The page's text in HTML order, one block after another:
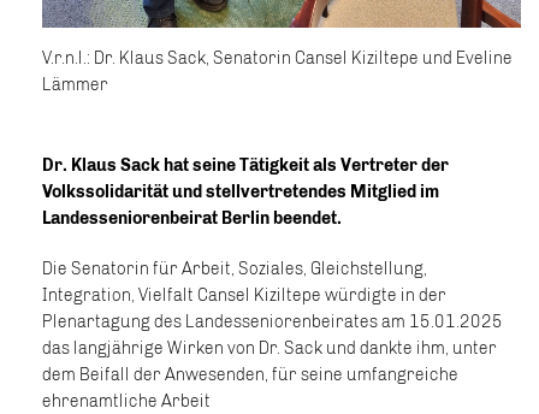
V.r.n.l.: Dr. Klaus Sack, Senatorin Cansel Kiziltepe und Eveline
Lämmer
Dr. Klaus Sack hat seine Tätigkeit als Vertreter der
Volkssolidarität und stellvertretendes Mitglied im
Landesseniorenbeirat Berlin beendet.
Die Senatorin für Arbeit, Soziales, Gleichstellung,
Integration, Vielfalt Cansel Kiziltepe würdigte in der
Plenartagung des Landesseniorenbeirates am 15.01.2025
das langjährige Wirken von Dr. Sack und dankte ihm, unter
dem Beifall der Anwesenden, für seine umfangreiche
ehrenamtliche Arbeit